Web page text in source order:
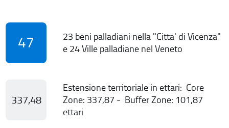
47
23 beni palladiani nella "Citta' di Vicenza"
e 24 Ville palladiane nel Veneto
337,48
Estensione territoriale in ettari: Core
Zone: 337,87 - Buffer Zone: 101,87
ettari